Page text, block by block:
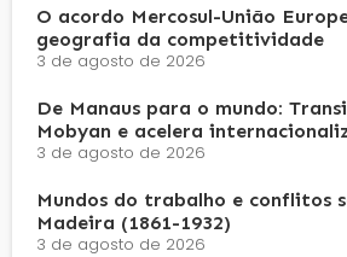
O acordo Mercosul-União
geografia da competitividade
3 de agosto de 2026
De Manaus para o mundo:
Mobyan e acelera
3 de agosto de 2026
Mundos do trabalho e conflitos
Madeira (1861-1932)
3 de agosto de 2026